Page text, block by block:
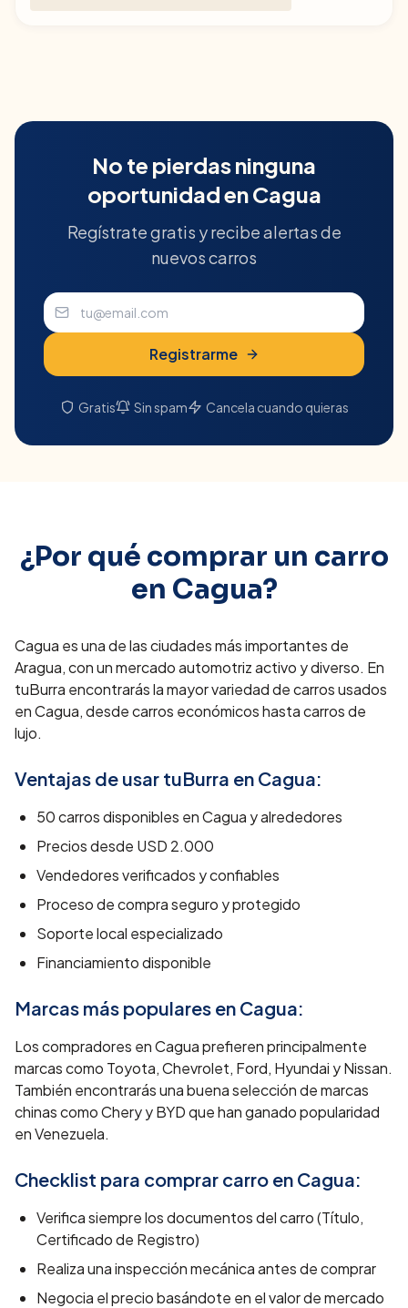
No te pierdas ninguna
oportunidad enCagua
Regístrate gratis y recibe alertas de
nuevos carros
Registrarme
Gratis Sin spam Cancela cuando quieras
¿Por qué comprar un carro
en Cagua?
Cagua es una de las ciudades más importantes de
Aragua, con un mercado automotriz activo y diverso. En
tuBurra encontrarás la mayor variedad de carros usados
en Cagua, desde carros económicos hasta carros de
lujo.
Ventajas de usar tuBurra en Cagua:
50carros disponibles enCagua y alrededores
Precios desde USD 2.000
Vendedores verificados y confiables
Proceso de compra seguro y protegido
Soporte local especializado
Financiamiento disponible
Marcas más populares en Cagua:
Los compradores en Cagua prefieren principalmente
marcas como Toyota, Chevrolet, Ford, Hyundai y Nissan.
También encontrarás una buena selección de marcas
chinas como Chery y BYD que han ganado popularidad
en Venezuela.
Checklist para comprar carro en Cagua:
Verifica siempre los documentos del carro (Título,
Certificado de Registro)
Realiza una inspección mecánica antes de comprar
Negocia el precio basándote en el valor de mercado